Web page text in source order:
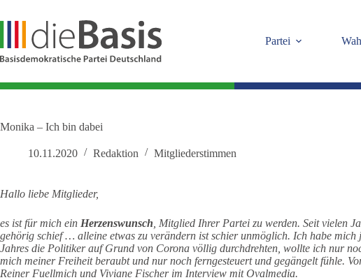
springen
Partei
Monika – Ich bin dabei
10.11.2020 Redaktion Mitgliederstimmen
Hallo liebe Mitglieder,
es ist für mich ein Herzenswunsch , Mitglied Ihrer Partei zu werden. Seit vielen
gehörig schief … alleine etwas zu verändern ist schier unmöglich. Ich habe
Jahres die Politiker auf Grund von Corona völlig durchdrehten, wollte ich nur
mich meiner Freiheit beraubt und nur noch ferngesteuert und gegängelt fühle.
Reiner Fuellmich und Viviane Fischer im Interview mit Ovalmedia.